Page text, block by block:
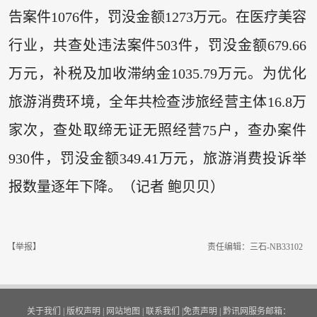
告案件1076件，罚没金额1273万元。在医疗美容
行业，共查处违法案件503件，罚没金额679.66
万元，补税及加收滞纳金1035.79万元。为优化
旅游消费环境，全年共检查涉旅经营主体16.8万
家次，查处取缔无证无照经营75户，查办案件
930件，罚没金额349.41万元，旅游消费投诉举
报数量逐年下降。（记者 鲍贝贝）
【举报】 责任编辑：三石-NB33102
关于我们 版权声明 网站地图 联系我们 免责声明 黔讯网服务邮箱：